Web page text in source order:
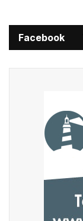
Facebook